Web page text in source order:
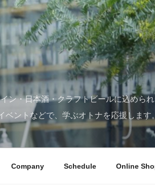
ン・日本酒・クラフトビールに込めら
ベントなどで、学ぶオトナを応援します
Company Schedule Online